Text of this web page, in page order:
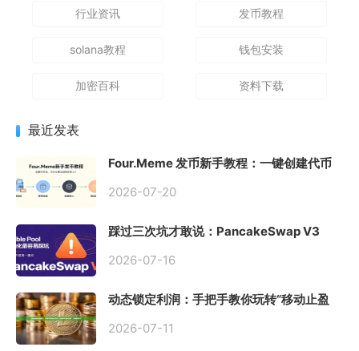
行业资讯 发币教程
solana教程 钱包安装
加密百科 资料下载
最近发表
Four.Meme 发币新手教程：一键创建代币
2026-07-20
踩过三次坑才敢说：PancakeSwap V3
初始化
2026-07-16
动态锁定利润：手把手教你玩转“移动止盈
2026-07-11